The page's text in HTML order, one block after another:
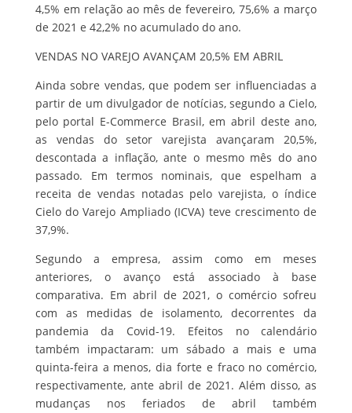
4,5% em relação ao mês de fevereiro, 75,6% a março
de 2021 e 42,2% no acumulado do ano.
VENDAS NO VAREJO AVANÇAM 20,5% EM ABRIL
Ainda sobre vendas, que podem ser influenciadas a
partir de um divulgador de notícias, segundo a Cielo,
pelo portal E-Commerce Brasil, em abril deste ano,
as vendas do setor varejista avançaram 20,5%,
descontada a inflação, ante o mesmo mês do ano
passado. Em termos nominais, que espelham a
receita de vendas notadas pelo varejista, o índice
Cielo do Varejo Ampliado (ICVA) teve crescimento de
37,9%.
Segundo a empresa, assim como em meses
anteriores, o avanço está associado à base
comparativa. Em abril de 2021, o comércio sofreu
com as medidas de isolamento, decorrentes da
pandemia da Covid-19. Efeitos no calendário
também impactaram: um sábado a mais e uma
quinta-feira a menos, dia forte e fraco no comércio,
respectivamente, ante abril de 2021. Além disso, as
mudanças nos feriados de abril também